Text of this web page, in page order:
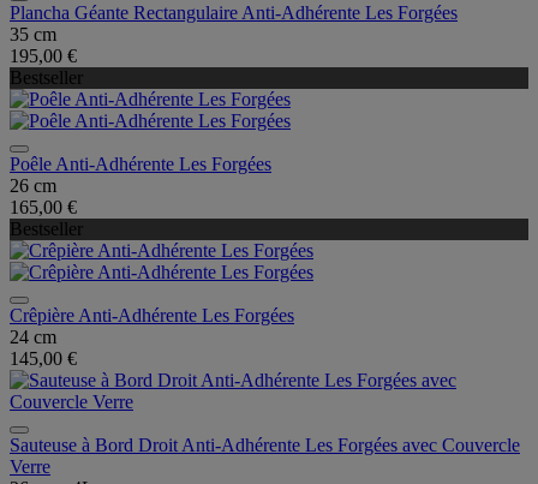
Plancha Géante Rectangulaire Anti-Adhérente Les Forgées
35 cm
195,00 €
Bestseller
Poêle Anti-Adhérente Les Forgées
26 cm
165,00 €
Bestseller
Crêpière Anti-Adhérente Les Forgées
24 cm
145,00 €
Sauteuse à Bord Droit Anti-Adhérente Les Forgées avec Couvercle
Verre